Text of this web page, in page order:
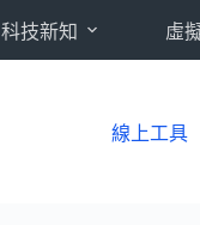
科技新知 虛
線上工具